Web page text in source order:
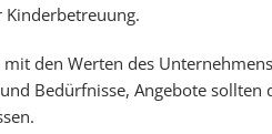
den Werten des
Bedürfnisse, Angebote